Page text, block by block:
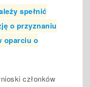
spełnić
o przyznaniu
oparciu o
członków